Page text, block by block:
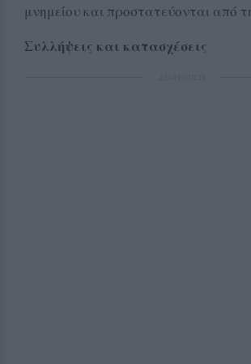
μνημείου και προστατεύονται από
Συλλήψεις και κατασχέσεις